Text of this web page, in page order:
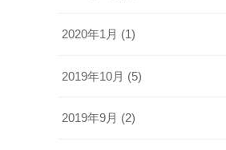
2020年1月 (1)
2019年10月 (5)
2019年9月 (2)